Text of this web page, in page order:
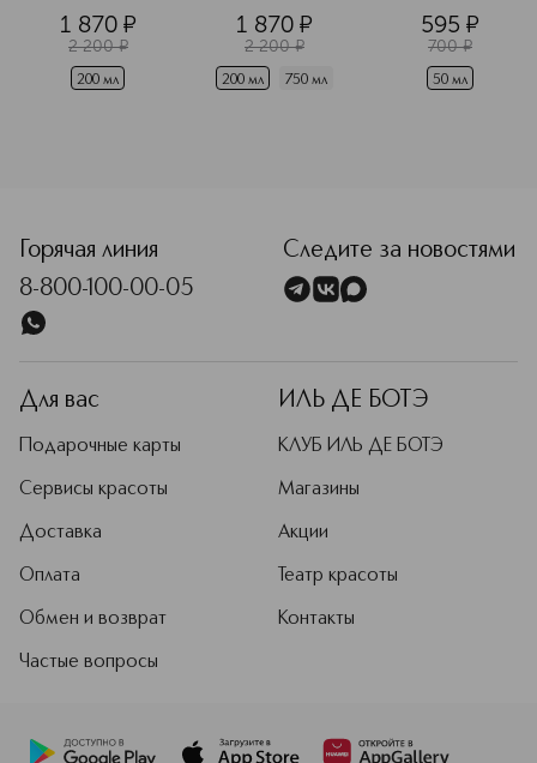
Маска-
кондиционер с
коллагеновым
уходом
1 870 ¤
2 200 ¤
200 мл
1 870 ¤
2 200 ¤
200 мл 750 мл
кожи головы в
дорожном
формате
595 ¤
700 ¤
50 мл
Горячая линия
8-800-100-00-05
Следите за новостями
Для вас
Подарочные карты
Сервисы красоты
Доставка
Оплата
Обмен и возврат
Частые вопросы
ИЛЬ ДЕ БОТЭ
КЛУБ ИЛЬ ДЕ БОТЭ
Магазины
Акции
Театр красоты
Контакты